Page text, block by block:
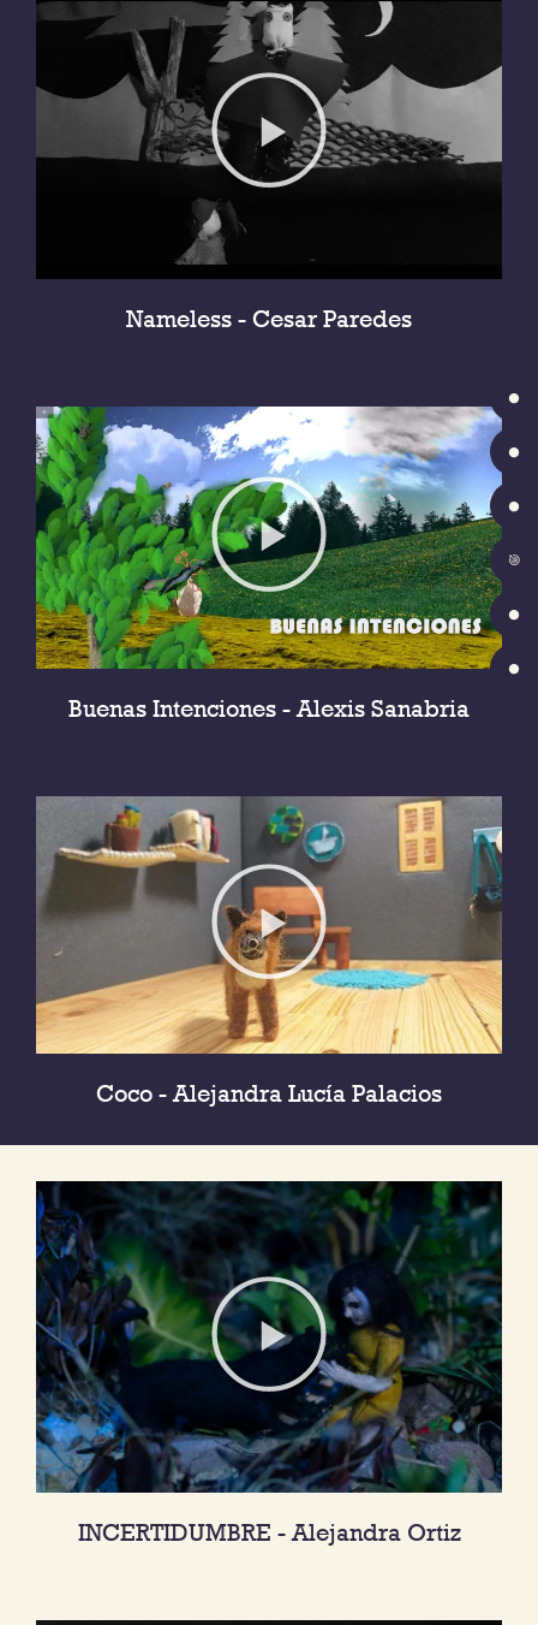
Nameless - Cesar Paredes
Buenas Intenciones - Alexis Sanabria
Coco - Alejandra Lucía Palacios
INCERTIDUMBRE - Alejandra Ortiz